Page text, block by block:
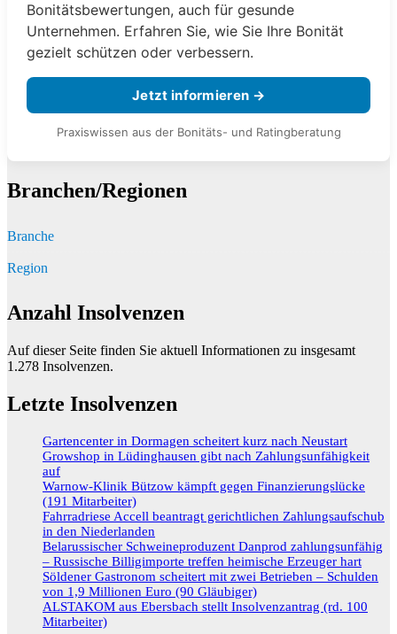
Bonitätsbewertungen, auch für gesunde
Unternehmen. Erfahren Sie, wie Sie Ihre Bonität
gezielt schützen oder verbessern.
Jetzt informieren →
Praxiswissen aus der Bonitäts- und Ratingberatung
Branchen/Regionen
Branche
Region
Anzahl Insolvenzen
Auf dieser Seite finden Sie aktuell Informationen zu insgesamt
1.278 Insolvenzen.
Letzte Insolvenzen
Gartencenter in Dormagen scheitert kurz nach Neustart
Growshop in Lüdinghausen gibt nach Zahlungsunfähigkeit
auf
Warnow-Klinik Bützow kämpft gegen Finanzierungslücke
(191 Mitarbeiter)
Fahrradriese Accell beantragt gerichtlichen Zahlungsaufschub
in den Niederlanden
Belarussischer Schweineproduzent Danprod zahlungsunfähig
– Russische Billigimporte treffen heimische Erzeuger hart
Söldener Gastronom scheitert mit zwei Betrieben – Schulden
von 1,9 Millionen Euro (90 Gläubiger)
ALSTAKOM aus Ebersbach stellt Insolvenzantrag (rd. 100
Mitarbeiter)